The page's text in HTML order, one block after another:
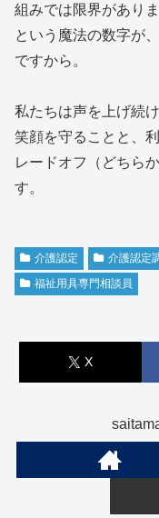
組みでは限界があり
という魔法の数字が
ですから。
私たちは声を上げ続
笑顔を守ることと、
レードオフ（どちら
す。
介護認定 介護認定
福祉用具専門相談員
X